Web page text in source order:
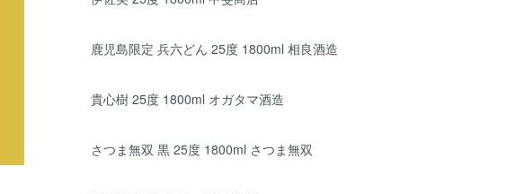
鹿児島限定 兵六どん 25度 1800ml 相良酒造
貴心樹 25度 1800ml オガタマ酒造
さつま無双 黒 25度 1800ml さつま無双